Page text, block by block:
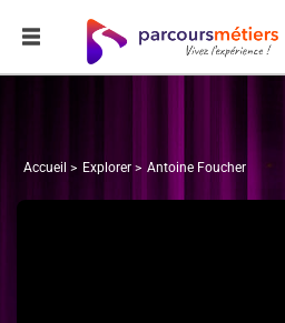
Accueil Explorer Antoine Foucher